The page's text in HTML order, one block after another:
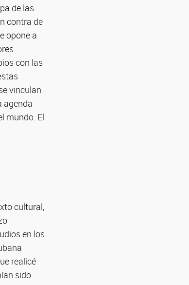
de las
contra de
opone a
con las
vinculan
agenda
mundo. El
cultural,
en los
realicé
sido